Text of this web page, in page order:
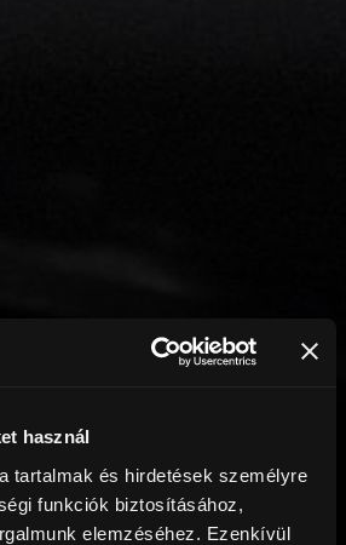
használ
tartalmak és hirdetések személyre
funkciók biztosításához,
elemzéséhez. Ezenkívül